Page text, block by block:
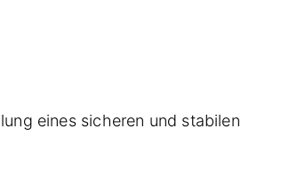
eines sicheren und stabilen